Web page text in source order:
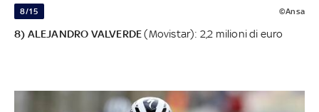
8/15 ©Ansa
8) ALEJANDRO VALVERDE(Movistar): 2,2 milioni di euro